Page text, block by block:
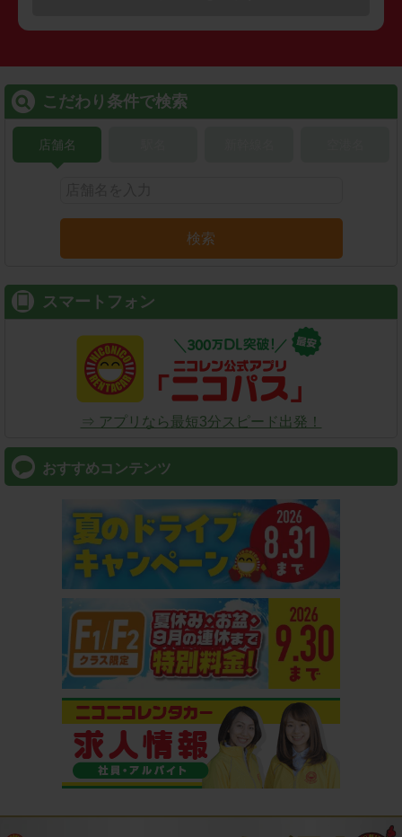
こだわり条件で検索
店舗名
検索
スマートフォン
⇒ アプリなら最短3分スピード出発！
おすすめコンテンツ